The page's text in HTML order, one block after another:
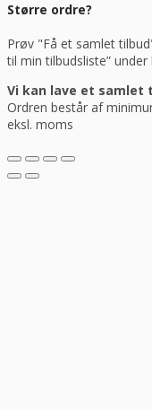
Større ordre?
Prøv "Få et samlet
til min tilbudsliste”
Vi kan lave et samlet
Ordren består af
eksl. moms